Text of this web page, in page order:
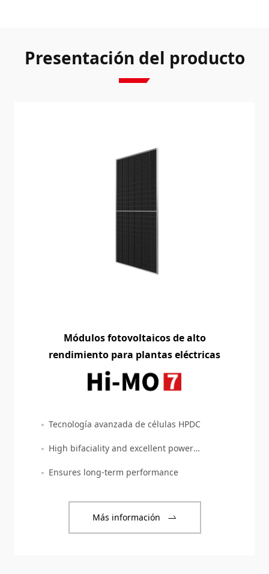
Presentación del producto
Módulos fotovoltaicos de alto
rendimiento para plantas eléctricas
Tecnología avanzada de células HPDC
High bifaciality and excellent power
Ensures long-term performance
Más información